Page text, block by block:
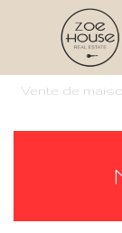
Vente de